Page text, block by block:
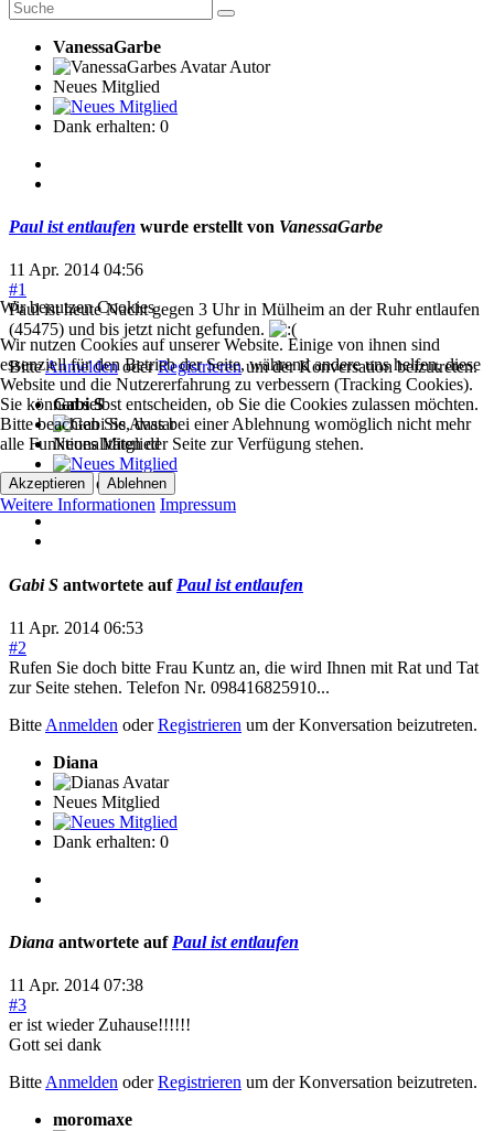
VanessaGarbe
Autor
Neues Mitglied
Dank erhalten: 0
Paul ist entlaufen wurde erstellt von VanessaGarbe
11 Apr. 2014 04:56
#1
Paul ist heute Nacht gegen 3 Uhr in Mülheim an der Ruhr entlaufen
(45475) und bis jetzt nicht gefunden.
BitteAnmeldenoderRegistrierenum der Konversation beizutreten.
Gabi S
Neues Mitglied
Dank erhalten: 0
Gabi S antwortete auf Paul ist entlaufen
11 Apr. 2014 06:53
#2
Rufen Sie doch bitte Frau Kuntz an, die wird Ihnen mit Rat und Tat
zur Seite stehen. Telefon Nr. 098416825910...
Bitte Anmelden oderRegistrieren um der Konversation beizutreten.
Diana
Neues Mitglied
Dank erhalten: 0
Diana antwortete auf Paul ist entlaufen
11 Apr. 2014 07:38
#3
er ist wieder Zuhause!!!!!!
Gott sei dank
BitteAnmelden oderRegistrieren um der Konversation beizutreten.
moromaxe
Wir benutzen Cookies
Wir nutzen Cookies auf unserer Website. Einige von ihnen sind
essenziell für den Betrieb der Seite, während andere uns helfen, diese
Website und die Nutzererfahrung zu verbessern (Tracking Cookies).
Sie können selbst entscheiden, ob Sie die Cookies zulassen möchten.
Bitte beachten Sie, dass bei einer Ablehnung womöglich nicht mehr
alle Funktionalitäten der Seite zur Verfügung stehen.
Akzeptieren Ablehnen
Weitere Informationen Impressum